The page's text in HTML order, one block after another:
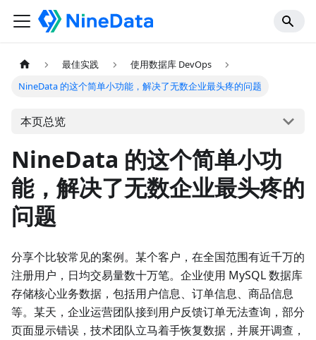
最佳实践
使用数据库 DevOps
NineData 的这个简单小功能，解决了无数企业最头疼的问题
本页总览
NineData 的这个简单小功
能，解决了无数企业最头疼的
问题
分享个比较常见的案例。某个客户，在全国范围有近千万的
注册用户，日均交易量数十万笔。企业使用 MySQL 数据库
存储核心业务数据，包括用户信息、订单信息、商品信息
等。某天，企业运营团队接到用户反馈订单无法查询，部分
页面显示错误，技术团队立马着手恢复数据，并展开调查，